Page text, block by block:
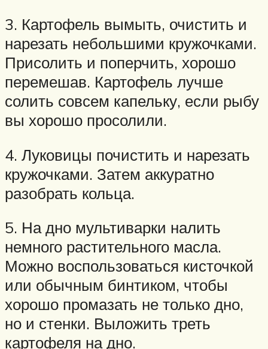
3. Картофель вымыть, очистить и
нарезать небольшими кружочками.
Присолить и поперчить, хорошо
перемешав. Картофель лучше
солить совсем капельку, если рыбу
вы хорошо просолили.
4. Луковицы почистить и нарезать
кружочками. Затем аккуратно
разобрать кольца.
5. На дно мультиварки налить
немного растительного масла.
Можно воспользоваться кисточкой
или обычным бинтиком, чтобы
хорошо промазать не только дно,
но и стенки. Выложить треть
картофеля на дно.